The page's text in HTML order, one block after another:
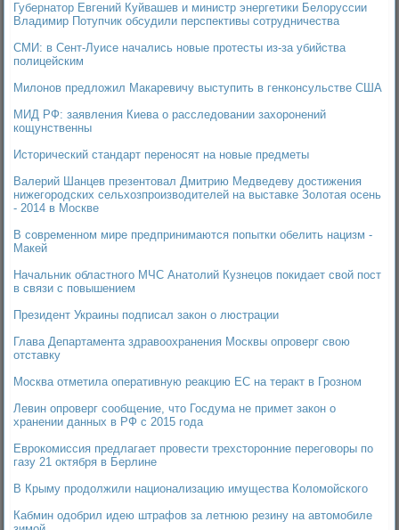
Губернатор Евгений Куйвашев и министр энергетики Белоруссии
Владимир Потупчик обсудили перспективы сотрудничества
СМИ: в Сент-Луисе начались новые протесты из-за убийства
полицейским
Милонов предложил Макаревичу выступить в генконсульстве США
МИД РФ: заявления Киева о расследовании захоронений
кощунственны
Исторический стандарт переносят на новые предметы
Валерий Шанцев презентовал Дмитрию Медведеву достижения
нижегородских сельхозпроизводителей на выставке Золотая осень
- 2014 в Москве
В современном мире предпринимаются попытки обелить нацизм -
Макей
Начальник областного МЧС Анатолий Кузнецов покидает свой пост
в связи с повышением
Президент Украины подписал закон о люстрации
Глава Департамента здравоохранения Москвы опроверг свою
отставку
Москва отметила оперативную реакцию ЕС на теракт в Грозном
Левин опроверг сообщение, что Госдума не примет закон о
хранении данных в РФ с 2015 года
Еврокомиссия предлагает провести трехсторонние переговоры по
газу 21 октября в Берлине
В Крыму продолжили национализацию имущества Коломойского
Кабмин одобрил идею штрафов за летнюю резину на автомобиле